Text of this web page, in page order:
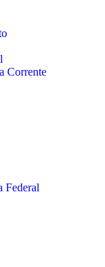
Corrente
Federal